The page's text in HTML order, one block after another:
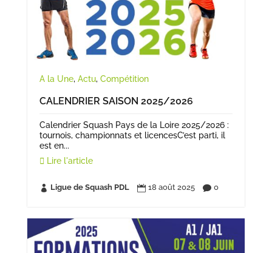
A la Une, Actu, Compétition
CALENDRIER SAISON 2025/2026
Calendrier Squash Pays de la Loire 2025/2026 :
tournois, championnats et licencesC’est parti, il
est en...
Lire l'article
 Ligue de Squash PDL  18 août 2025  0